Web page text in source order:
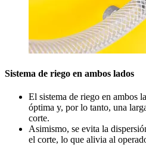
Sistema de riego en ambos lados
El sistema de riego en ambos
óptima y, por lo tanto, una
corte.
Asimismo, se evita la
el corte, lo que alivia al